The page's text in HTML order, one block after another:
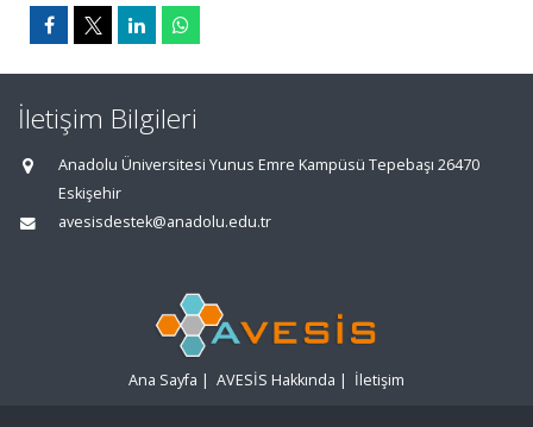
İletişim Bilgileri
Anadolu Üniversitesi Yunus Emre Kampüsü Tepebaşı 26470
Eskişehir
avesisdestek@anadolu.edu.tr
Ana Sayfa | AVESİS Hakkında | İletişim